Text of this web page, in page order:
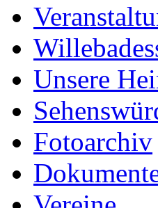
Unsere
Fotoarchiv